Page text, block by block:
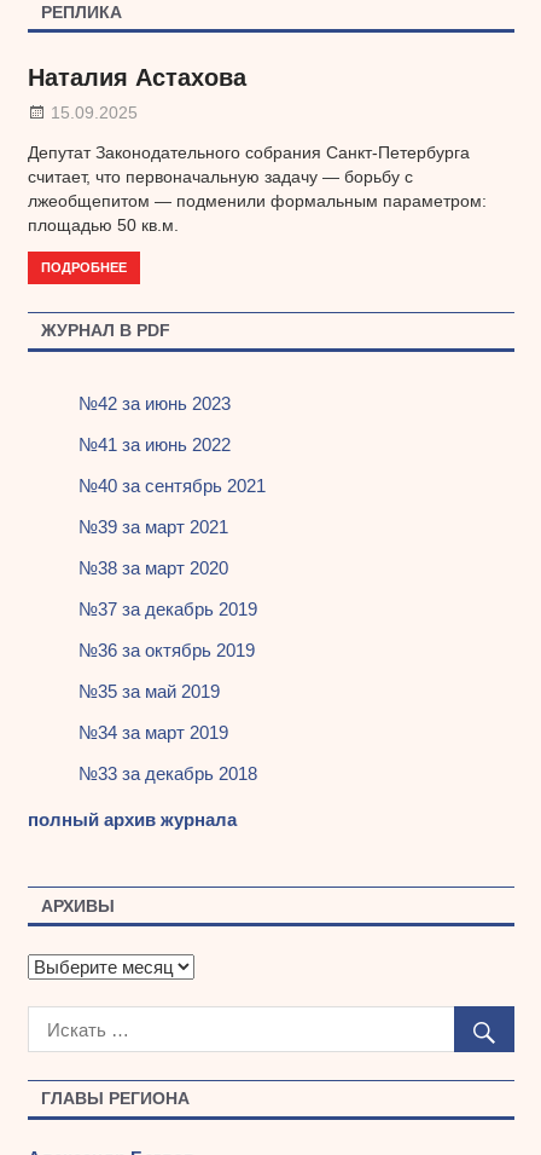
записям
ГЛАВЫ РЕГИОНА
РЕПЛИКА
Наталия Астахова
15.09.2025
Депутат Законодательного собрания Санкт-Петербурга
считает, что первоначальную задачу — борьбу с
лжеобщепитом — подменили формальным параметром:
площадью 50 кв.м.
ПОДРОБНЕЕ
ЖУРНАЛ В PDF
№42 за июнь 2023
№41 за июнь 2022
№40 за сентябрь 2021
№39 за март 2021
№38 за март 2020
№37 за декабрь 2019
№36 за октябрь 2019
№35 за май 2019
№34 за март 2019
№33 за декабрь 2018
полный архив журнала
АРХИВЫ
А
х
ы